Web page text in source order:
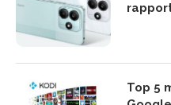
Top 5